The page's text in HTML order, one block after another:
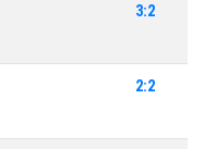
3:2
2:2